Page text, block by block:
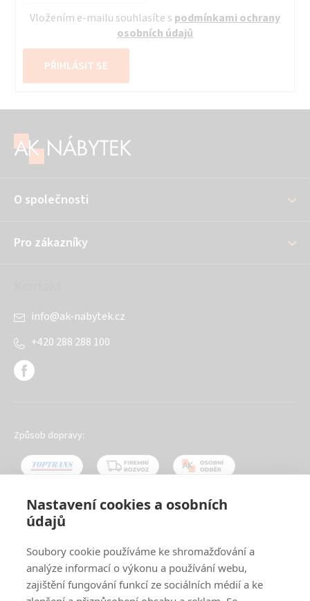
Nastavení cookies a osobních
údajů
Soubory cookie používáme ke shromažďování a
analýze informací o výkonu a používání webu,
zajištění fungování funkcí ze sociálních médií a ke
Vložením e-mailu souhlasíte s podmínkami ochrany
osobních údajů
PŘIHLÁSIT SE
O společnosti
Pro zákazníky
info@ak-nabytek.cz
+420 288 288 100
Způsob dopravy: